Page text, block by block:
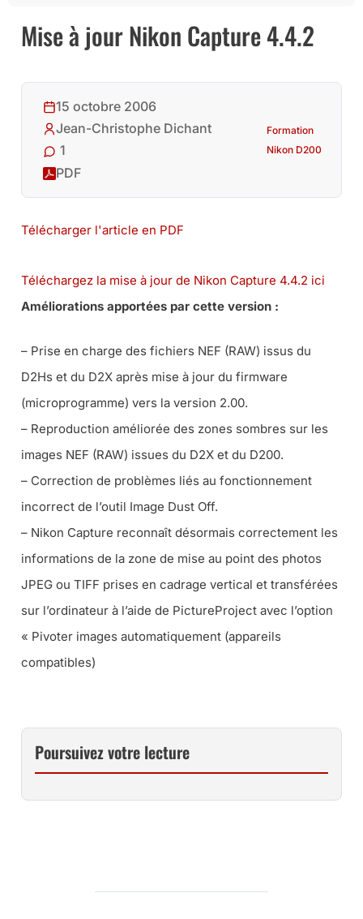
Mise à jour Nikon Capture 4.4.2
15 octobre 2006
Jean-Christophe Dichant
1
PDF
Formation
Nikon D200
Télécharger l'article en PDF
Téléchargez la mise à jour de Nikon Capture 4.4.2 ici
Améliorations apportées par cette version :
– Prise en charge des fichiers NEF (RAW) issus du
D2Hs et du D2X après mise à jour du firmware
(microprogramme) vers la version 2.00.
– Reproduction améliorée des zones sombres sur les
images NEF (RAW) issues du D2X et du D200.
– Correction de problèmes liés au fonctionnement
incorrect de l’outil Image Dust Off.
– Nikon Capture reconnaît désormais correctement les
informations de la zone de mise au point des photos
JPEG ou TIFF prises en cadrage vertical et transférées
sur l’ordinateur à l’aide de PictureProject avec l’option
« Pivoter images automatiquement (appareils
compatibles)
Poursuivez votre lecture